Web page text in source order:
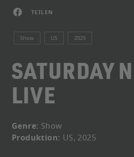
TEILEN
Show US 2025
SATURDAY
LIVE
Genre: Show
Produktion: US, 2025